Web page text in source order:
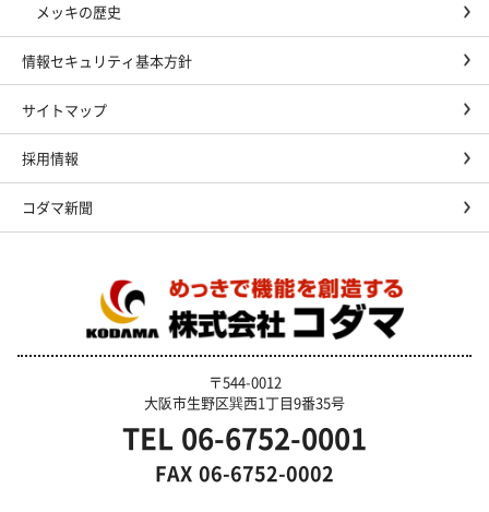
メッキの歴史
情報セキュリティ基本方針
サイトマップ
採用情報
コダマ新聞
〒544-0012
大阪市生野区巽西1丁目9番35号
TEL 06-6752-0001
FAX 06-6752-0002